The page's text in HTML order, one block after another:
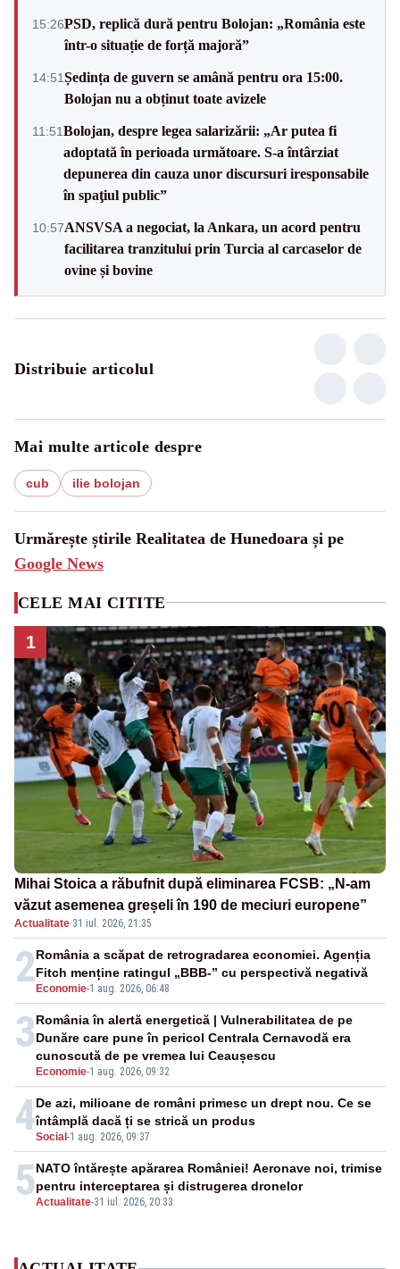
15:26PSD, replică dură pentru Bolojan: „România este
într-o situație de forță majoră”
14:51Ședința de guvern se amână pentru ora 15:00.
Bolojan nu a obținut toate avizele
11:51Bolojan, despre legea salarizării: „Ar putea fi
adoptată în perioada următoare. S-a întârziat
depunerea din cauza unor discursuri iresponsabile
în spaţiul public”
10:57ANSVSA a negociat, la Ankara, un acord pentru
facilitarea tranzitului prin Turcia al carcaselor de
ovine și bovine
Distribuie articolul
Mai multe articole despre
cub ilie bolojan
Urmărește știrile Realitatea de Hunedoara și pe
Google News
CELE MAI CITITE
1
Mihai Stoica a răbufnit după eliminarea FCSB: „N-am
văzut asemenea greșeli în 190 de meciuri europene”
Actualitate·31 iul. 2026, 21:35
2 Economie-1 aug. 2026, 06:48
România a scăpat de retrogradarea economiei. Agenția
Fitch menține ratingul „BBB-” cu perspectivă negativă
3
Economie-1 aug. 2026, 09:32
România în alertă energetică | Vulnerabilitatea de pe
Dunăre care pune în pericol Centrala Cernavodă era
cunoscută de pe vremea lui Ceaușescu
4Social -1 aug. 2026, 09:37
De azi, milioane de români primesc un drept nou. Ce se
întâmplă dacă ți se strică un produs
5Actualitate-31 iul. 2026, 20:33
NATO întărește apărarea României! Aeronave noi, trimise
pentru interceptarea și distrugerea dronelor